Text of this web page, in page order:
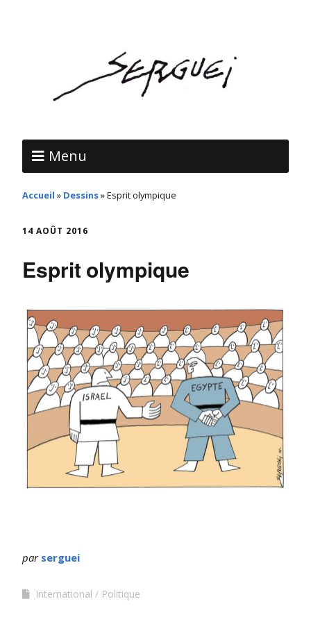
Menu
Accueil » Dessins»Esprit olympique
14 AOÛT 2016
Esprit olympique
par serguei
International Politique